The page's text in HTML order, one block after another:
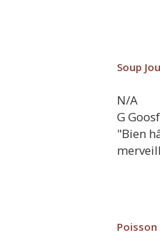
Soup
N/A
G
"Bien